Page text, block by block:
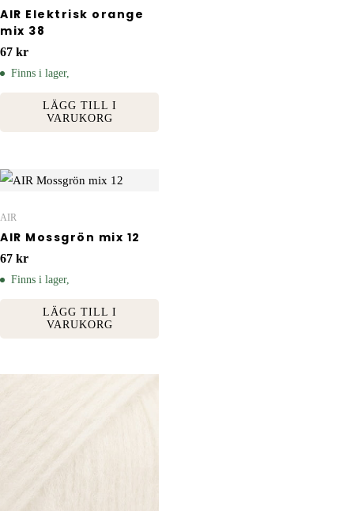
AIR Elektrisk orange
mix 38
67 kr
Finns i lager,
LÄGG TILL I
VARUKORG
AIR
AIR Mossgrön mix 12
67 kr
Finns i lager,
LÄGG TILL I
VARUKORG